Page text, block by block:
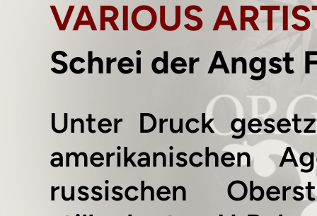
VARIOUS
Schrei der Angst
Unter Druck
amerikanischen
russischen